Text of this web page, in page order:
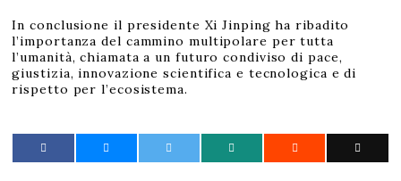
In conclusione il presidente Xi Jinping ha ribadito
l’importanza del cammino multipolare per tutta
l’umanità, chiamata a un futuro condiviso di pace,
giustizia, innovazione scientifica e tecnologica e di
rispetto per l’ecosistema.